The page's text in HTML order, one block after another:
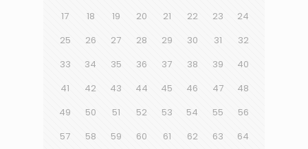
17
18 19 20 21 22 23
24
25
26 27 28 29 30 31
32
33
34 35 36 37 38 39
40
41
42 43 44 45 46 47
48
49
50 51 52 53 54 55
56
57
58 59 60 61 62 63
64